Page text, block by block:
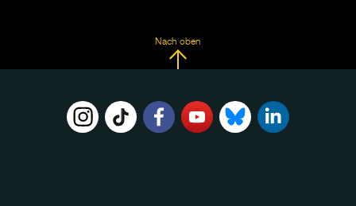
Nach oben